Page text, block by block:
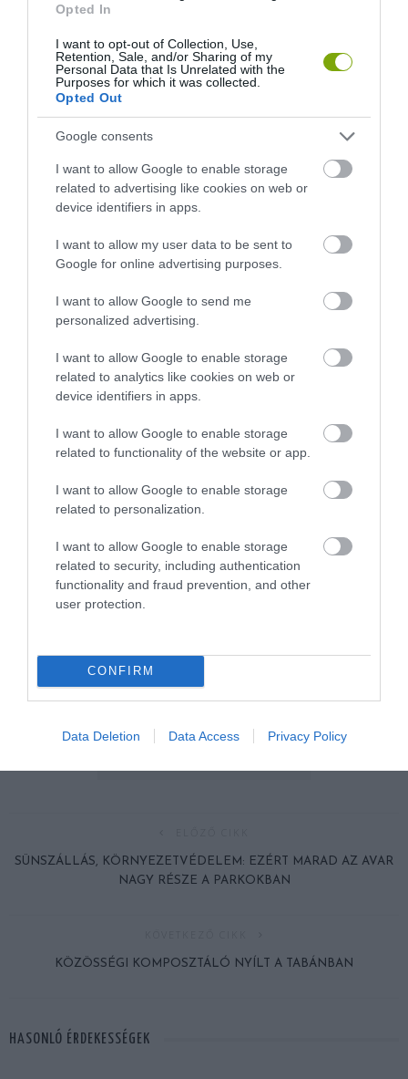
Opted In
I want to opt-out of Collection, Use,
Retention, Sale, and/or Sharing of my
Personal Data that Is Unrelated with the
Purposes for which it was collected.
Opted Out
Google consents
I want to allow Google to enable storage
related to advertising like cookies on web or
device identifiers in apps.
I want to allow my user data to be sent to
Google for online advertising purposes.
I want to allow Google to send me
personalized advertising.
I want to allow Google to enable storage
related to analytics like cookies on web or
device identifiers in apps.
I want to allow Google to enable storage
related to functionality of the website or app.
I want to allow Google to enable storage
related to personalization.
I want to allow Google to enable storage
related to security, including authentication
functionality and fraud prevention, and other
user protection.
CONFIRM
Data Deletion Data Access Privacy Policy
SÜNSZÁLLÁS, KÖRNYEZETVÉDELEM: EZÉRT MARAD AZ AVAR
NAGY RÉSZE A PARKOKBAN
KÖZÖSSÉGI KOMPOSZTÁLÓ NYÍLT A TABÁNBAN
HASONLÓ ÉRDEKESSÉGEK